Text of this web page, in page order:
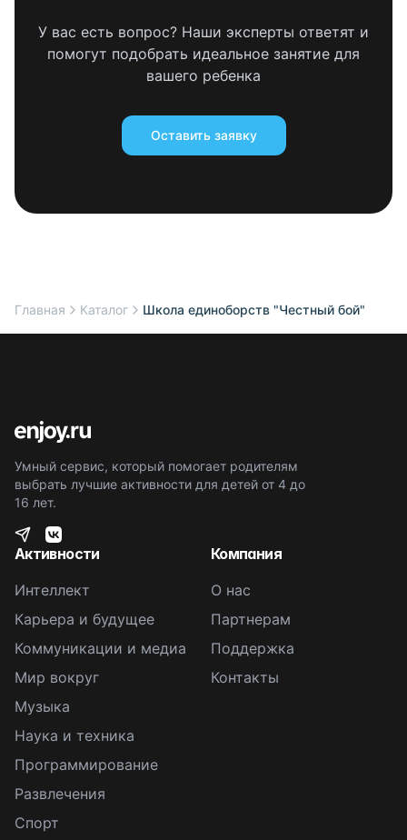
У вас есть вопрос? Наши эксперты ответят и
помогут подобрать идеальное занятие для
вашего ребенка
Оставить заявку
Главная Каталог Школа единоборств "Честный бой"
Умный сервис, который помогает родителям
выбрать лучшие активности для детей от 4 до
16 лет.
Активности
Интеллект
Карьера и будущее
Коммуникации и медиа
Мир вокруг
Музыка
Наука и техника
Программирование
Развлечения
Спорт
Компания
О нас
Партнерам
Поддержка
Контакты